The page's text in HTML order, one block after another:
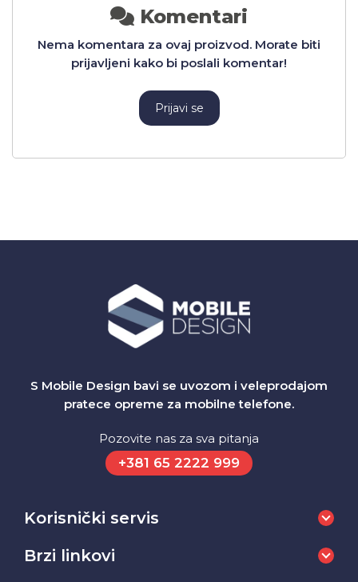
Komentari
Nema komentara za ovaj proizvod. Morate biti
prijavljeni kako bi poslali komentar!
Prijavi se
S Mobile Design bavi se uvozom i veleprodajom
pratece opreme za mobilne telefone.
Pozovite nas za sva pitanja
+381 65 2222 999
Korisnički servis
Brzi linkovi